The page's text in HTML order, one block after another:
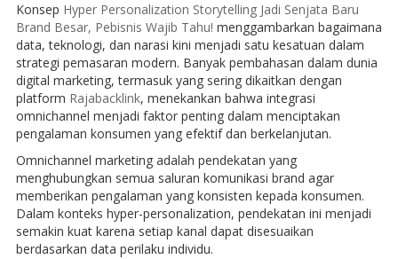
Konsep Hyper Personalization Storytelling Jadi Senjata Baru
Brand Besar, Pebisnis Wajib Tahu! menggambarkan bagaimana
data, teknologi, dan narasi kini menjadi satu kesatuan dalam
strategi pemasaran modern. Banyak pembahasan dalam dunia
digital marketing, termasuk yang sering dikaitkan dengan
platform Rajabacklink, menekankan bahwa integrasi
omnichannel menjadi faktor penting dalam menciptakan
pengalaman konsumen yang efektif dan berkelanjutan.
Omnichannel marketing adalah pendekatan yang
menghubungkan semua saluran komunikasi brand agar
memberikan pengalaman yang konsisten kepada konsumen.
Dalam konteks hyper-personalization, pendekatan ini menjadi
semakin kuat karena setiap kanal dapat disesuaikan
berdasarkan data perilaku individu.